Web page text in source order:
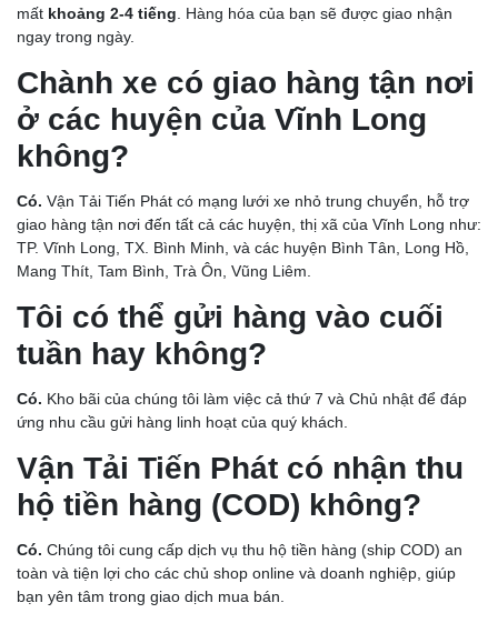
mất khoảng 2-4 tiếng . Hàng hóa của bạn sẽ được giao nhận
ngay trong ngày.
Chành xe có giao hàng tận nơi
ở các huyện của Vĩnh Long
không?
Có. Vận Tải Tiến Phát có mạng lưới xe nhỏ trung chuyển, hỗ trợ
giao hàng tận nơi đến tất cả các huyện, thị xã của Vĩnh Long như:
TP. Vĩnh Long, TX. Bình Minh, và các huyện Bình Tân, Long Hồ,
Mang Thít, Tam Bình, Trà Ôn, Vũng Liêm.
Tôi có thể gửi hàng vào cuối
tuần hay không?
Có. Kho bãi của chúng tôi làm việc cả thứ 7 và Chủ nhật để đáp
ứng nhu cầu gửi hàng linh hoạt của quý khách.
Vận Tải Tiến Phát có nhận thu
hộ tiền hàng (COD) không?
Có. Chúng tôi cung cấp dịch vụ thu hộ tiền hàng (ship COD) an
toàn và tiện lợi cho các chủ shop online và doanh nghiệp, giúp
bạn yên tâm trong giao dịch mua bán.